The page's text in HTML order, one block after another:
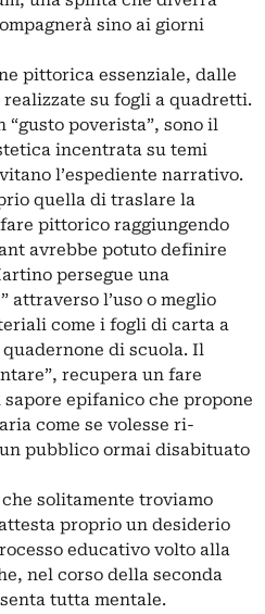
sino ai giorni
pittorica essenziale, dalle
su fogli a quadretti.
poverista”, sono il
incentrata su temi
l’espediente narrativo.
quella di traslare la
pittorico raggiungendo
avrebbe potuto definire
persegue una
attraverso l’uso o meglio
come i fogli di carta a
di scuola. Il
recupera un fare
epifanico che propone
come se volesse ri-
pubblico ormai disabituato
solitamente troviamo
proprio un desiderio
educativo volto alla
nel corso della seconda
tutta mentale.